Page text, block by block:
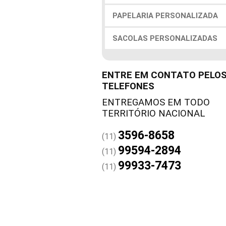
PAPELARIA PERSONALIZADA
SACOLAS PERSONALIZADAS
ENTRE EM CONTATO
TELEFONES
(11) 3596-8658
(11) 99594-2894
(11) 99933-7473